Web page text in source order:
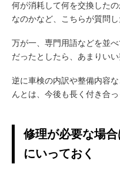
何が消耗して何を交換した
なのかなど、こちらが質問
万が一、専門用語などを並
だったとしたら、あまりい
逆に車検の内訳や整備内容
んとは、今後も長く付き合
修理が必要な場
にいっておく